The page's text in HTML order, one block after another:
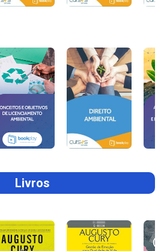
Livros